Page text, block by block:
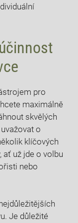
pro
maximálně
skvělých
o
klíčových
ať už jde o volbu
nebo
Je důležité